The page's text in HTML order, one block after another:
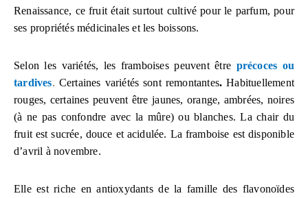
Renaissance, ce fruit était surtout cultivé pour le parfum, pour
ses propriétés médicinales et les boissons.
Selon les variétés, les framboises peuvent être précoces ou
tardives. Certaines variétés sont remontantes.Habituellement
rouges, certaines peuvent être jaunes, orange, ambrées, noires
(à ne pas confondre avec la mûre) ou blanches. La chair du
fruit est sucrée, douce et acidulée. La framboise est disponible
d’avril à novembre.
Elle est riche en antioxydants de la famille des flavonoïdes